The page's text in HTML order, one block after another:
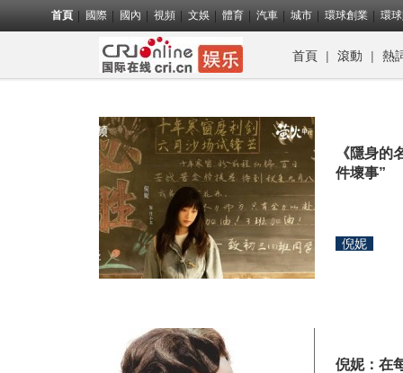
首頁 國際 國內 視頻 文娛 體育 汽車 城市 環球創業 環
首頁 | 滾動 | 熱
《隱身的
件壞事”
倪妮
倪妮：在